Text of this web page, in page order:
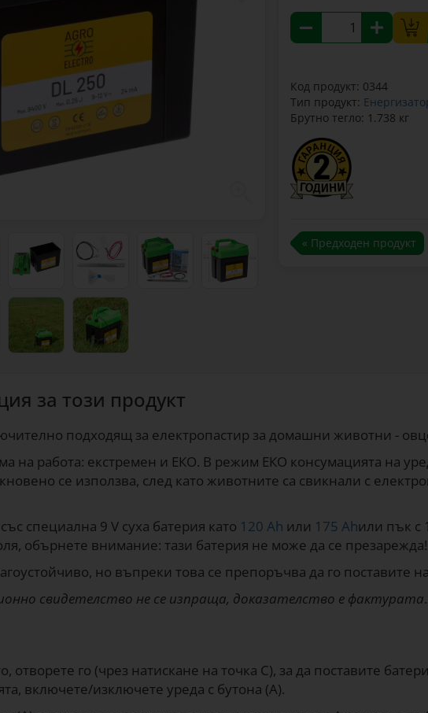
Код продукт: 0344
Тип продукт:
Брутно тегло: 1.738 кг
« Предходен продукт
за този продукт
подходящ за електропастир за домашни животни -
на работа: екстремен и ЕКО. В режим ЕКО консумацията на
се използва, след като животните са свикнали с
специална 9 V суха батерия като 120 Ah или 175 Ahили пък с
обърнете внимание: тази батерия не може да се презарежда!
но въпреки това се препоръчва да го поставите
свидетелство не се изпраща, доказателство е фактурата.
отворете го (чрез натискане на точка С), за да поставите
включете/изключете уреда с бутона (А).